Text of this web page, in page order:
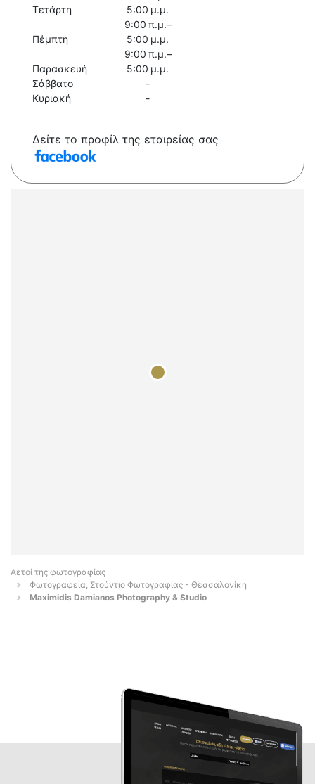
Τετάρτη
5:00 μ.μ.
Πέμπτη
9:00 π.μ.–
5:00 μ.μ.
Παρασκευή
9:00 π.μ.–
5:00 μ.μ.
Σάββατο
-
Κυριακή
-
Δείτε το προφίλ της εταιρείας σας
Αετοί της φωτογραφίας
Φωτογραφεία, Στούντιο Φωτογραφίας - Θεσσαλονίκη
Maximidis Damianos Photography & Studio